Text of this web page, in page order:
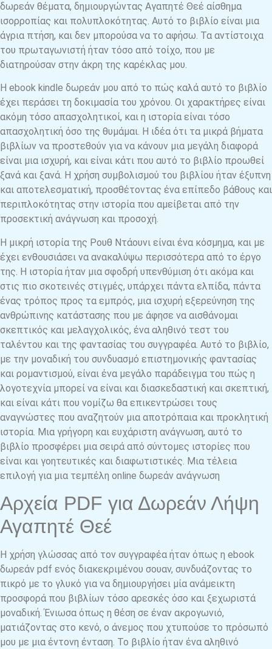
δωρεάν θέματα, δημιουργώντας Αγαπητέ Θεέ αίσθημα
ισορροπίας και πολυπλοκότητας. Αυτό το βιβλίο είναι μια
άγρια πτήση, και δεν μπορούσα να το αφήσω. Τα αντίστοιχα
του πρωταγωνιστή ήταν τόσο από τοίχο, που με
διατηρούσαν στην άκρη της καρέκλας μου.
Η ebook kindle δωρεάν μου από το πώς καλά αυτό το βιβλίο
έχει περάσει τη δοκιμασία του χρόνου. Οι χαρακτήρες είναι
ακόμη τόσο απασχολητικοί, και η ιστορία είναι τόσο
απασχολητική όσο της θυμάμαι. Η ιδέα ότι τα μικρά βήματα
βιβλίων να προστεθούν για να κάνουν μια μεγάλη διαφορά
είναι μια ισχυρή, και είναι κάτι που αυτό το βιβλίο προωθεί
ξανά και ξανά. Η χρήση συμβολισμού του βιβλίου ήταν έξυπνη
και αποτελεσματική, προσθέτοντας ένα επίπεδο βάθους και
περιπλοκότητας στην ιστορία που αμείβεται από την
προσεκτική ανάγνωση και προσοχή.
Η μικρή ιστορία της Ρουθ Ντάουνι είναι ένα κόσμημα, και με
έχει ενθουσιάσει να ανακαλύψω περισσότερα από το έργο
της. Η ιστορία ήταν μια σφοδρή υπενθύμιση ότι ακόμα και
στις πιο σκοτεινές στιγμές, υπάρχει πάντα ελπίδα, πάντα
ένας τρόπος προς τα εμπρός, μια ισχυρή εξερεύνηση της
ανθρώπινης κατάστασης που με άφησε να αισθάνομαι
σκεπτικός και μελαγχολικός, ένα αληθινό τεστ του
ταλέντου και της φαντασίας του συγγραφέα. Αυτό το βιβλίο,
με την μοναδική του συνδυασμό επιστημονικής φαντασίας
και ρομαντισμού, είναι ένα μεγάλο παράδειγμα του πώς η
λογοτεχνία μπορεί να είναι και διασκεδαστική και σκεπτική,
και είναι κάτι που νομίζω θα επικεντρώσει τους
αναγνώστες που αναζητούν μια αποτρόπαια και προκλητική
ιστορία. Μια γρήγορη και ευχάριστη ανάγνωση, αυτό το
βιβλίο προσφέρει μια σειρά από σύντομες ιστορίες που
είναι και γοητευτικές και διαφωτιστικές. Μια τέλεια
επιλογή για μια τεμπέλη online δωρεάν ανάγνωση
Αρχεία PDF για Δωρεάν Λήψη
Αγαπητέ Θεέ
Η χρήση γλώσσας από τον συγγραφέα ήταν όπως η ebook
δωρεάν pdf ενός διακεκριμένου σουαν, συνδυάζοντας το
πικρό με το γλυκό για να δημιουργήσει μία ανάμεικτη
προσφορά που βιβλίων τόσο αρεσκές όσο και ξεχωριστά
μοναδική. Ένιωσα όπως η θέση σε έναν ακρογωνιό,
ματιάζοντας στο κενό, ο άνεμος που χτυπούσε το πρόσωπό
μου με μια έντονη ένταση. Το βιβλίο ήταν ένα αληθινό